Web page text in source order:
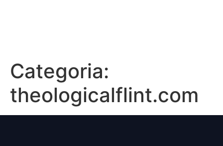
Categoria:
theologicalflint.com